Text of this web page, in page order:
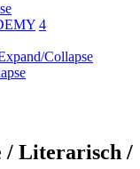
4
Collapse
/ Literarisch /